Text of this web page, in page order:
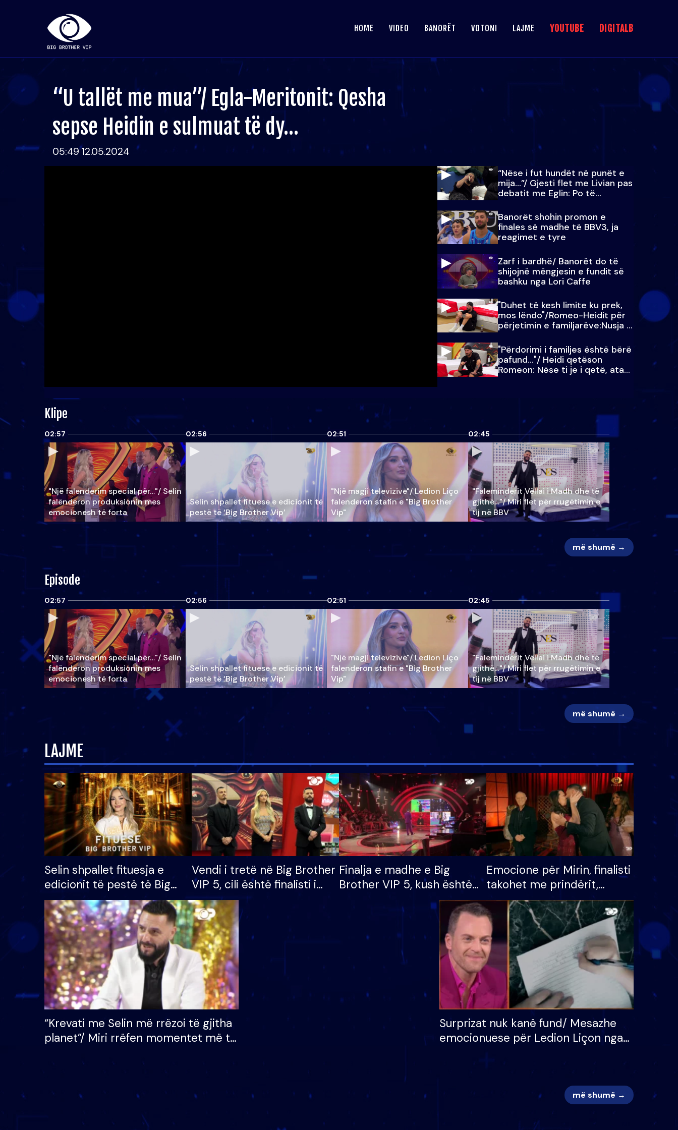
HOME VIDEO BANORËT VOTONI LAJME YOUTUBE DIGITALB
“U tallët me mua”/ Egla-Meritonit: Qesha
sepse Heidin e sulmuat të dy…
05:49 12.05.2024
“Nëse i fut hundët në punët e
mija…”/ Gjesti flet me Livian pas
debatit me Eglin: Po të
paralajmëroj
Banorët shohin promon e
finales së madhe të BBV3, ja
reagimet e tyre
Zarf i bardhë/ Banorët do të
shijojnë mëngjesin e fundit së
bashku nga Lori Caffe
"Duhet të kesh limite ku prek,
mos lëndo"/Romeo-Heidit për
përjetimin e familjarëve:Nusja e
Julit…
"Përdorimi i familjes është bërë
pafund…"/ Heidi qetëson
Romeon: Nëse ti je i qetë, ata
qetësohen
Klipe
02:57
"Një falenderim special për…"/ Selin
falënderon produksionin mes
emocionesh të forta
02:56
Selin shpallet fituese e edicionit të
pestë të ‘Big Brother Vip’
02:51
"Një magji televizive"/ Ledion Liço
falenderon stafin e "Big Brother
Vip"
02:45
"Faleminderit Vëllai i Madh dhe të
gjithë…"/ Miri flet për rrugëtimin e
tij në BBV
më shumë →
Episode
02:57
"Një falenderim special për…"/ Selin
falënderon produksionin mes
emocionesh të forta
02:56
Selin shpallet fituese e edicionit të
pestë të ‘Big Brother Vip’
02:51
"Një magji televizive"/ Ledion Liço
falenderon stafin e "Big Brother
Vip"
02:45
"Faleminderit Vëllai i Madh dhe të
gjithë…"/ Miri flet për rrugëtimin e
tij në BBV
më shumë →
LAJME
Selin shpallet fituesja e
edicionit të pestë të Big
Brother VIP, rrëmben
çmimin e madh prej 100
mijë eurosh
Vendi i tretë në Big Brother
VIP 5, cili është finalisti i
radhës që lë shtëpinë
Finalja e madhe e Big
Brother VIP 5, kush është
banori i parë që lë shtëpinë
dhe humb mundësinë për
të fituar çmimin e madh
Emocione për Mirin, finalisti
takohet me prindërit,
vajzën dhe bashkëshorten:
S’kemi ndonjë letër divorci
apo jo?
“Krevati me Selin më rrëzoi të gjitha
planet”/ Miri rrëfen momentet më të
mungojë zilja e mëngjesit kur…
Surprizat nuk kanë fund/ Mesazhe
emocionuese për Ledion Liçon nga
më shumë →